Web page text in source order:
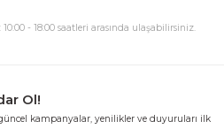
- 18:00 saatleri arasında ulaşabilirsiniz.
Ol!
kampanyalar, yenilikler ve duyuruları ilk